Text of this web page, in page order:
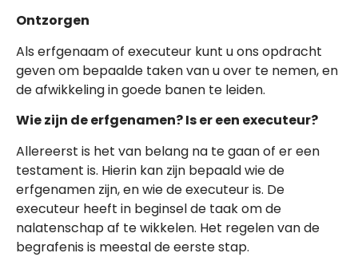
Ontzorgen
Als erfgenaam of executeur kunt u ons opdracht
geven om bepaalde taken van u over te nemen, en
de afwikkeling in goede banen te leiden.
Wie zijn de erfgenamen? Is er een executeur?
Allereerst is het van belang na te gaan of er een
testament is. Hierin kan zijn bepaald wie de
erfgenamen zijn, en wie de executeur is. De
executeur heeft in beginsel de taak om de
nalatenschap af te wikkelen. Het regelen van de
begrafenis is meestal de eerste stap.